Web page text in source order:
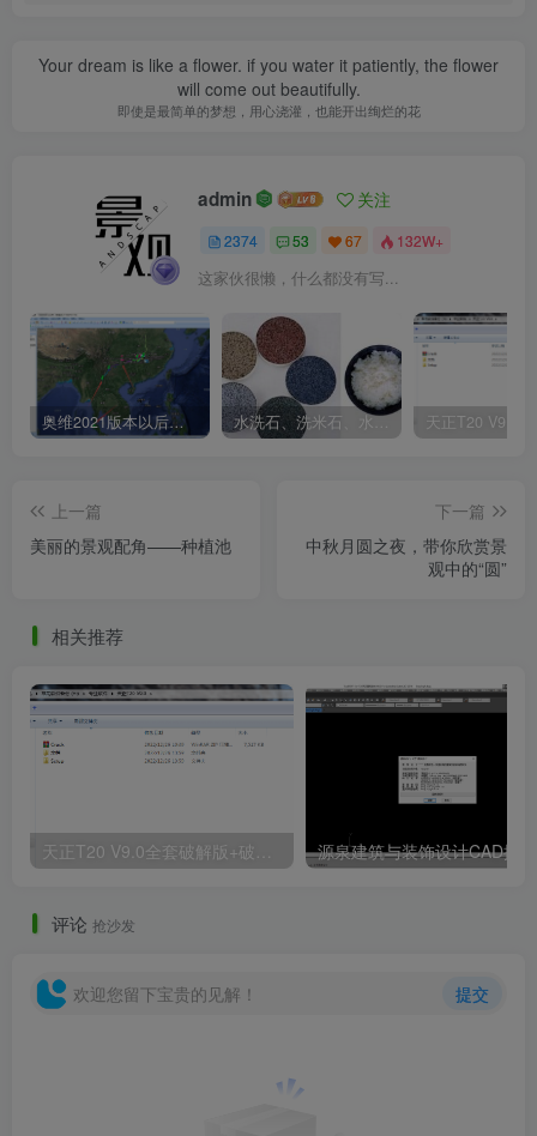
Your dream is like a flower. if you water it patiently, the flower
will come out beautifully.
即使是最简单的梦想，用心浇灌，也能开出绚烂的花
admin 关注
2374 53 67 132W+
这家伙很懒，什么都没有写...
奥维2021版本以后不能用谷歌地图？最新解决办法苹果安卓电脑 水洗石、洗米石、水刷石、水磨石、胶粘石傻傻分不清楚
上一篇
美丽的景观配角——种植池
下一篇
中秋月圆之夜，带你欣赏景
观中的“圆”
相关推荐
评论 抢沙发
欢迎您留下宝贵的见解！ 提交